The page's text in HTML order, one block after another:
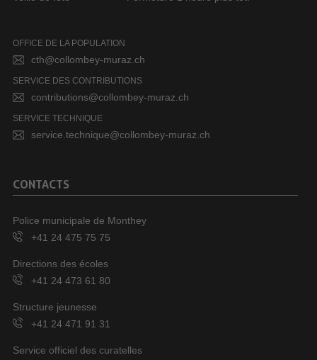
OFFICE DE LA POPULATION
cth@collombey-muraz.ch
SERVICE DES CONTRIBUTIONS
contributions@collombey-muraz.ch
SERVICE TECHNIQUE
service.technique@collombey-muraz.ch
CONTACTS
Police municipale de Monthey
+41 24 475 75 75
Directions des écoles
+41 24 473 61 80
Structure jeunesse
+41 24 471 91 31
Service officiel des curatelles